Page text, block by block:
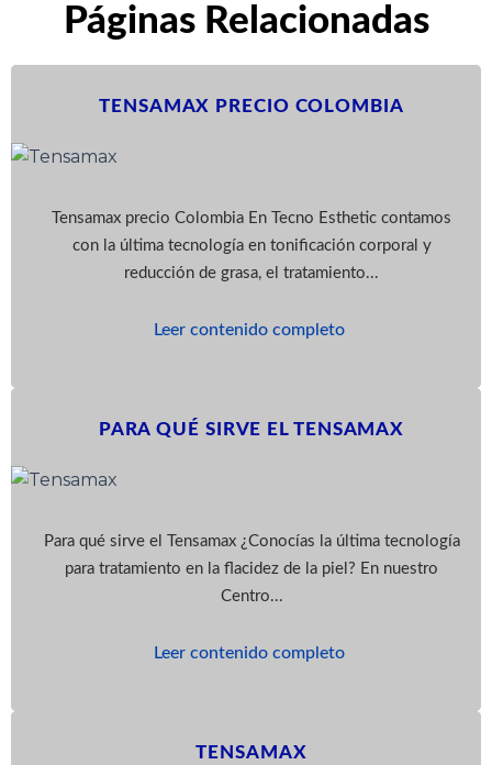
Páginas Relacionadas
TENSAMAX PRECIO COLOMBIA
Tensamax precio Colombia En Tecno Esthetic contamos
con la última tecnología en tonificación corporal y
reducción de grasa, el tratamiento...
Leer contenido completo
PARA QUÉ SIRVE EL TENSAMAX
Para qué sirve el Tensamax ¿Conocías la última tecnología
para tratamiento en la flacidez de la piel? En nuestro
Centro...
Leer contenido completo
TENSAMAX